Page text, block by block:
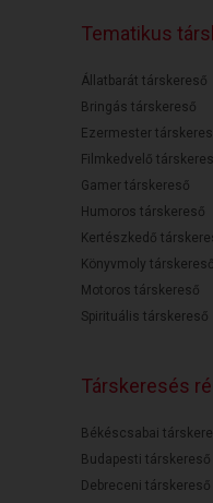
Tematikus
Állatbarát társkereső
Bringás társkereső
Ezermester
Filmkedvelő
Gamer társkereső
Humoros társkereső
Kertészkedő
Könyvmoly társkereső
Motoros társkereső
Spirituális társkereső
Társkeresés
Békéscsabai
Budapesti társkereső
Debreceni társkereső